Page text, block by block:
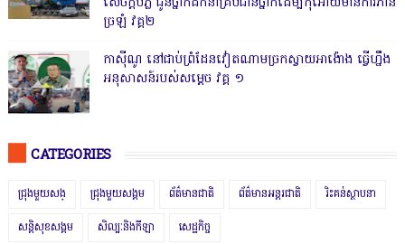
ច្រឡំ វគ្គ២
កាសុីណូ នៅជាប់ព្រំដែនវៀតណាមច្រកស្វាយអាង៉ោង ធ្វើហ្នឹង
អនុសាសន៍របស់សម្ដេច វគ្គ ១
CATEGORIES
ជ្រុងមួយសង្ ជ្រុងមួយសង្គម ព័ត៌មានជាតិ ព័ត៌មានអន្តរជាតិ រិះគន់ស្ថាបនា
សន្តិសុខសង្គម សិល្បៈនិងកីឡា សេដ្ឋកិច្ច